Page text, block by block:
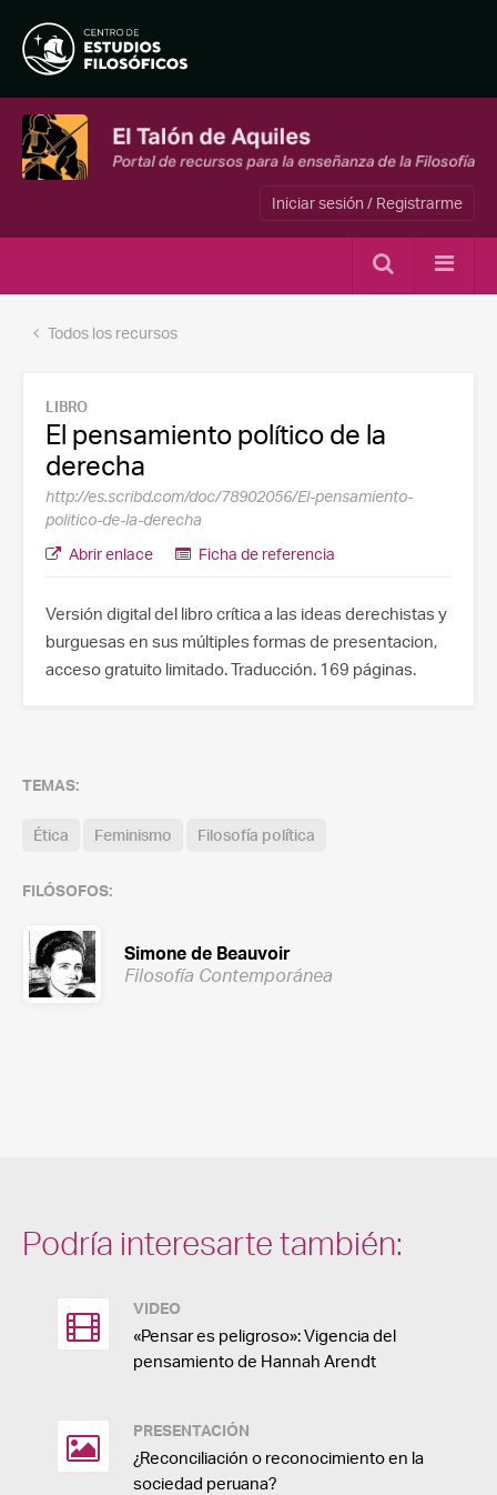
Iniciar sesión / Registrarme
Todos los recursos
LIBRO
El pensamiento político de la
derecha
http://es.scribd.com/doc/78902056/El-pensamiento-
politico-de-la-derecha
Abrir enlace
Ficha de referencia
Versión digital del libro crítica a las ideas derechistas y
burguesas en sus múltiples formas de presentacion,
acceso gratuito limitado. Traducción. 169 páginas.
TEMAS:
Ética Feminismo Filosofía política
FILÓSOFOS:
Simone de Beauvoir
Filosofía Contemporánea
Podría interesarte también:
VIDEO
«Pensar es peligroso»: Vigencia del
pensamiento de Hannah Arendt
PRESENTACIÓN
¿Reconciliación o reconocimiento en la
sociedad peruana?